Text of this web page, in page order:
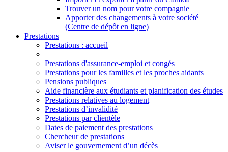
Trouver un nom pour votre compagnie
Apporter des changements à votre société
(Centre de dépôt en ligne)
Prestations
Prestations : accueil
Prestations d'assurance-emploi et congés
Prestations pour les familles et les proches aidants
Pensions publiques
Aide financière aux étudiants et planification des études
Prestations relatives au logement
Prestations d’invalidité
Prestations par clientèle
Dates de paiement des prestations
Chercheur de prestations
Aviser le gouvernement d’un décès